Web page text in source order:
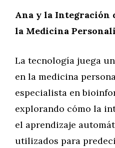
Ana y la Integración
la Medicina
La tecnología juega
en la medicina
especialista en
explorando cómo la
el aprendizaje
utilizados para